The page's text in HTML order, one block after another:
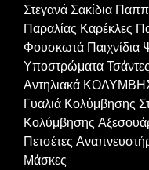
Στεγανά Σακίδια
Παραλίας Καρέκλες
Φουσκωτά Παιχνίδια
Υποστρώματα
Αντηλιακά
Γυαλιά Κολύμβησης
Κολύμβησης
Πετσέτες
Μάσκες